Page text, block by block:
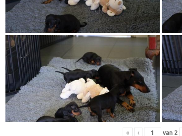
« ‹ van 2